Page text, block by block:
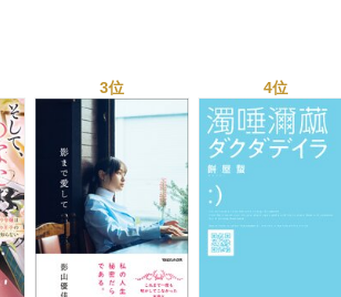
3位 4位